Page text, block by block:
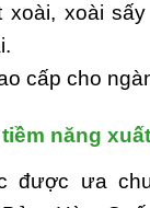
xoài, xoài
cấp cho
năng
được ưa